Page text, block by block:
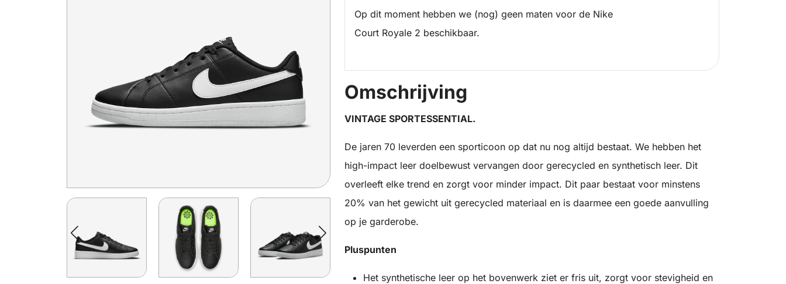
Op dit moment hebben we (nog) geen maten voor de Nike
Court Royale 2 beschikbaar.
Omschrijving
VINTAGE SPORTESSENTIAL.
De jaren 70 leverden een sporticoon op dat nu nog altijd bestaat. We hebben het
high-impact leer doelbewust vervangen door gerecycled en synthetisch leer. Dit
overleeft elke trend en zorgt voor minder impact. Dit paar bestaat voor minstens
20% van het gewicht uit gerecycled materiaal en is daarmee een goede aanvulling
op je garderobe.
Pluspunten
Het synthetische leer op het bovenwerk ziet er fris uit, zorgt voor stevigheid en